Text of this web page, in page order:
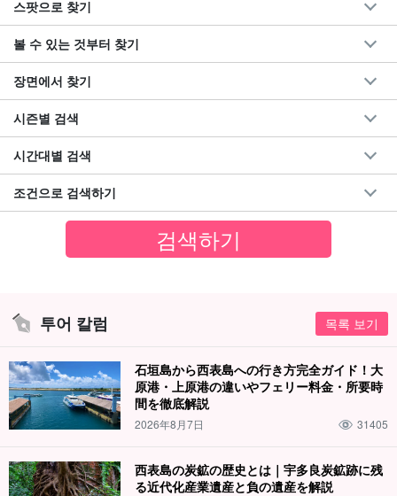
스팟으로 찾기
볼 수 있는 것부터 찾기
장면에서 찾기
시즌별 검색
시간대별 검색
조건으로 검색하기
투어 칼럼 목록 보기
石垣島から西表島への行き方完全ガイド！大
原港・上原港の違いやフェリー料金・所要時
間を徹底解説
2026年8月7日 31405
西表島の炭鉱の歴史とは｜宇多良炭鉱跡に残
る近代化産業遺産と負の遺産を解説